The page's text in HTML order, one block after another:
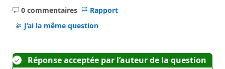
0 commentaires
Aucun
commentaire
Rapport
J’ai la même question
Réponse acceptée par l’auteur de la question